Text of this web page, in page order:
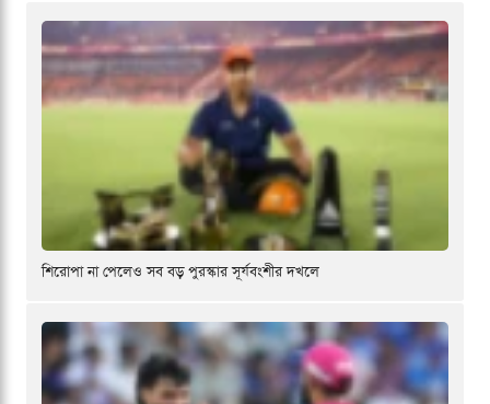
শিরোপা না পেলেও সব বড় পুরস্কার সূর্যবংশীর দখলে